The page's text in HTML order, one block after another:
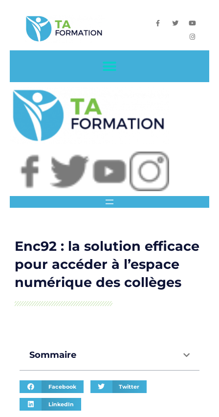
Enc92 : la solution efficace
pour accéder à l’espace
numérique des collèges
Sommaire
Facebook Twitter
LinkedIn